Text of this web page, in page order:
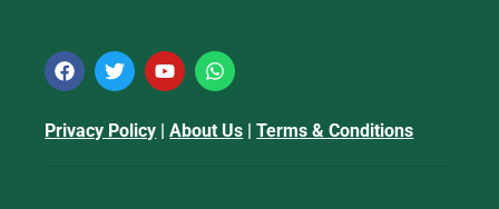
Privacy Policy |About Us |Terms & Conditions